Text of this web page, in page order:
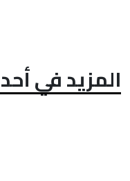
المزيد في